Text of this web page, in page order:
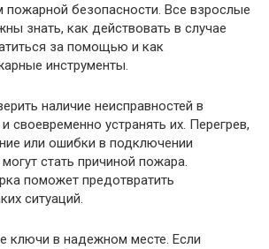
безопасности. Все взрослые
знать, как действовать в случае
за помощью и как
инструменты.
наличие неисправностей в
своевременно устранять их. Перегрев,
или ошибки в подключении
стать причиной пожара.
поможет предотвратить
ситуаций.
ключи в надежном месте. Если